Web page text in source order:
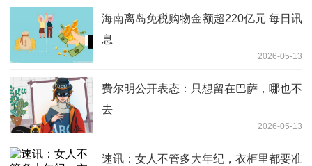
海南离岛免税购物金额超220亿元 每日讯
息
2026-05-13
费尔明公开表态：只想留在巴萨，哪也不
去
2026-05-13
速讯：女人不管多大年纪，衣柜里都要准